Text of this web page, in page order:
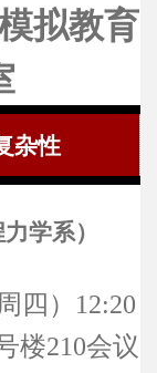
拟教育
杂性
学系）
四）12:20
楼210会议